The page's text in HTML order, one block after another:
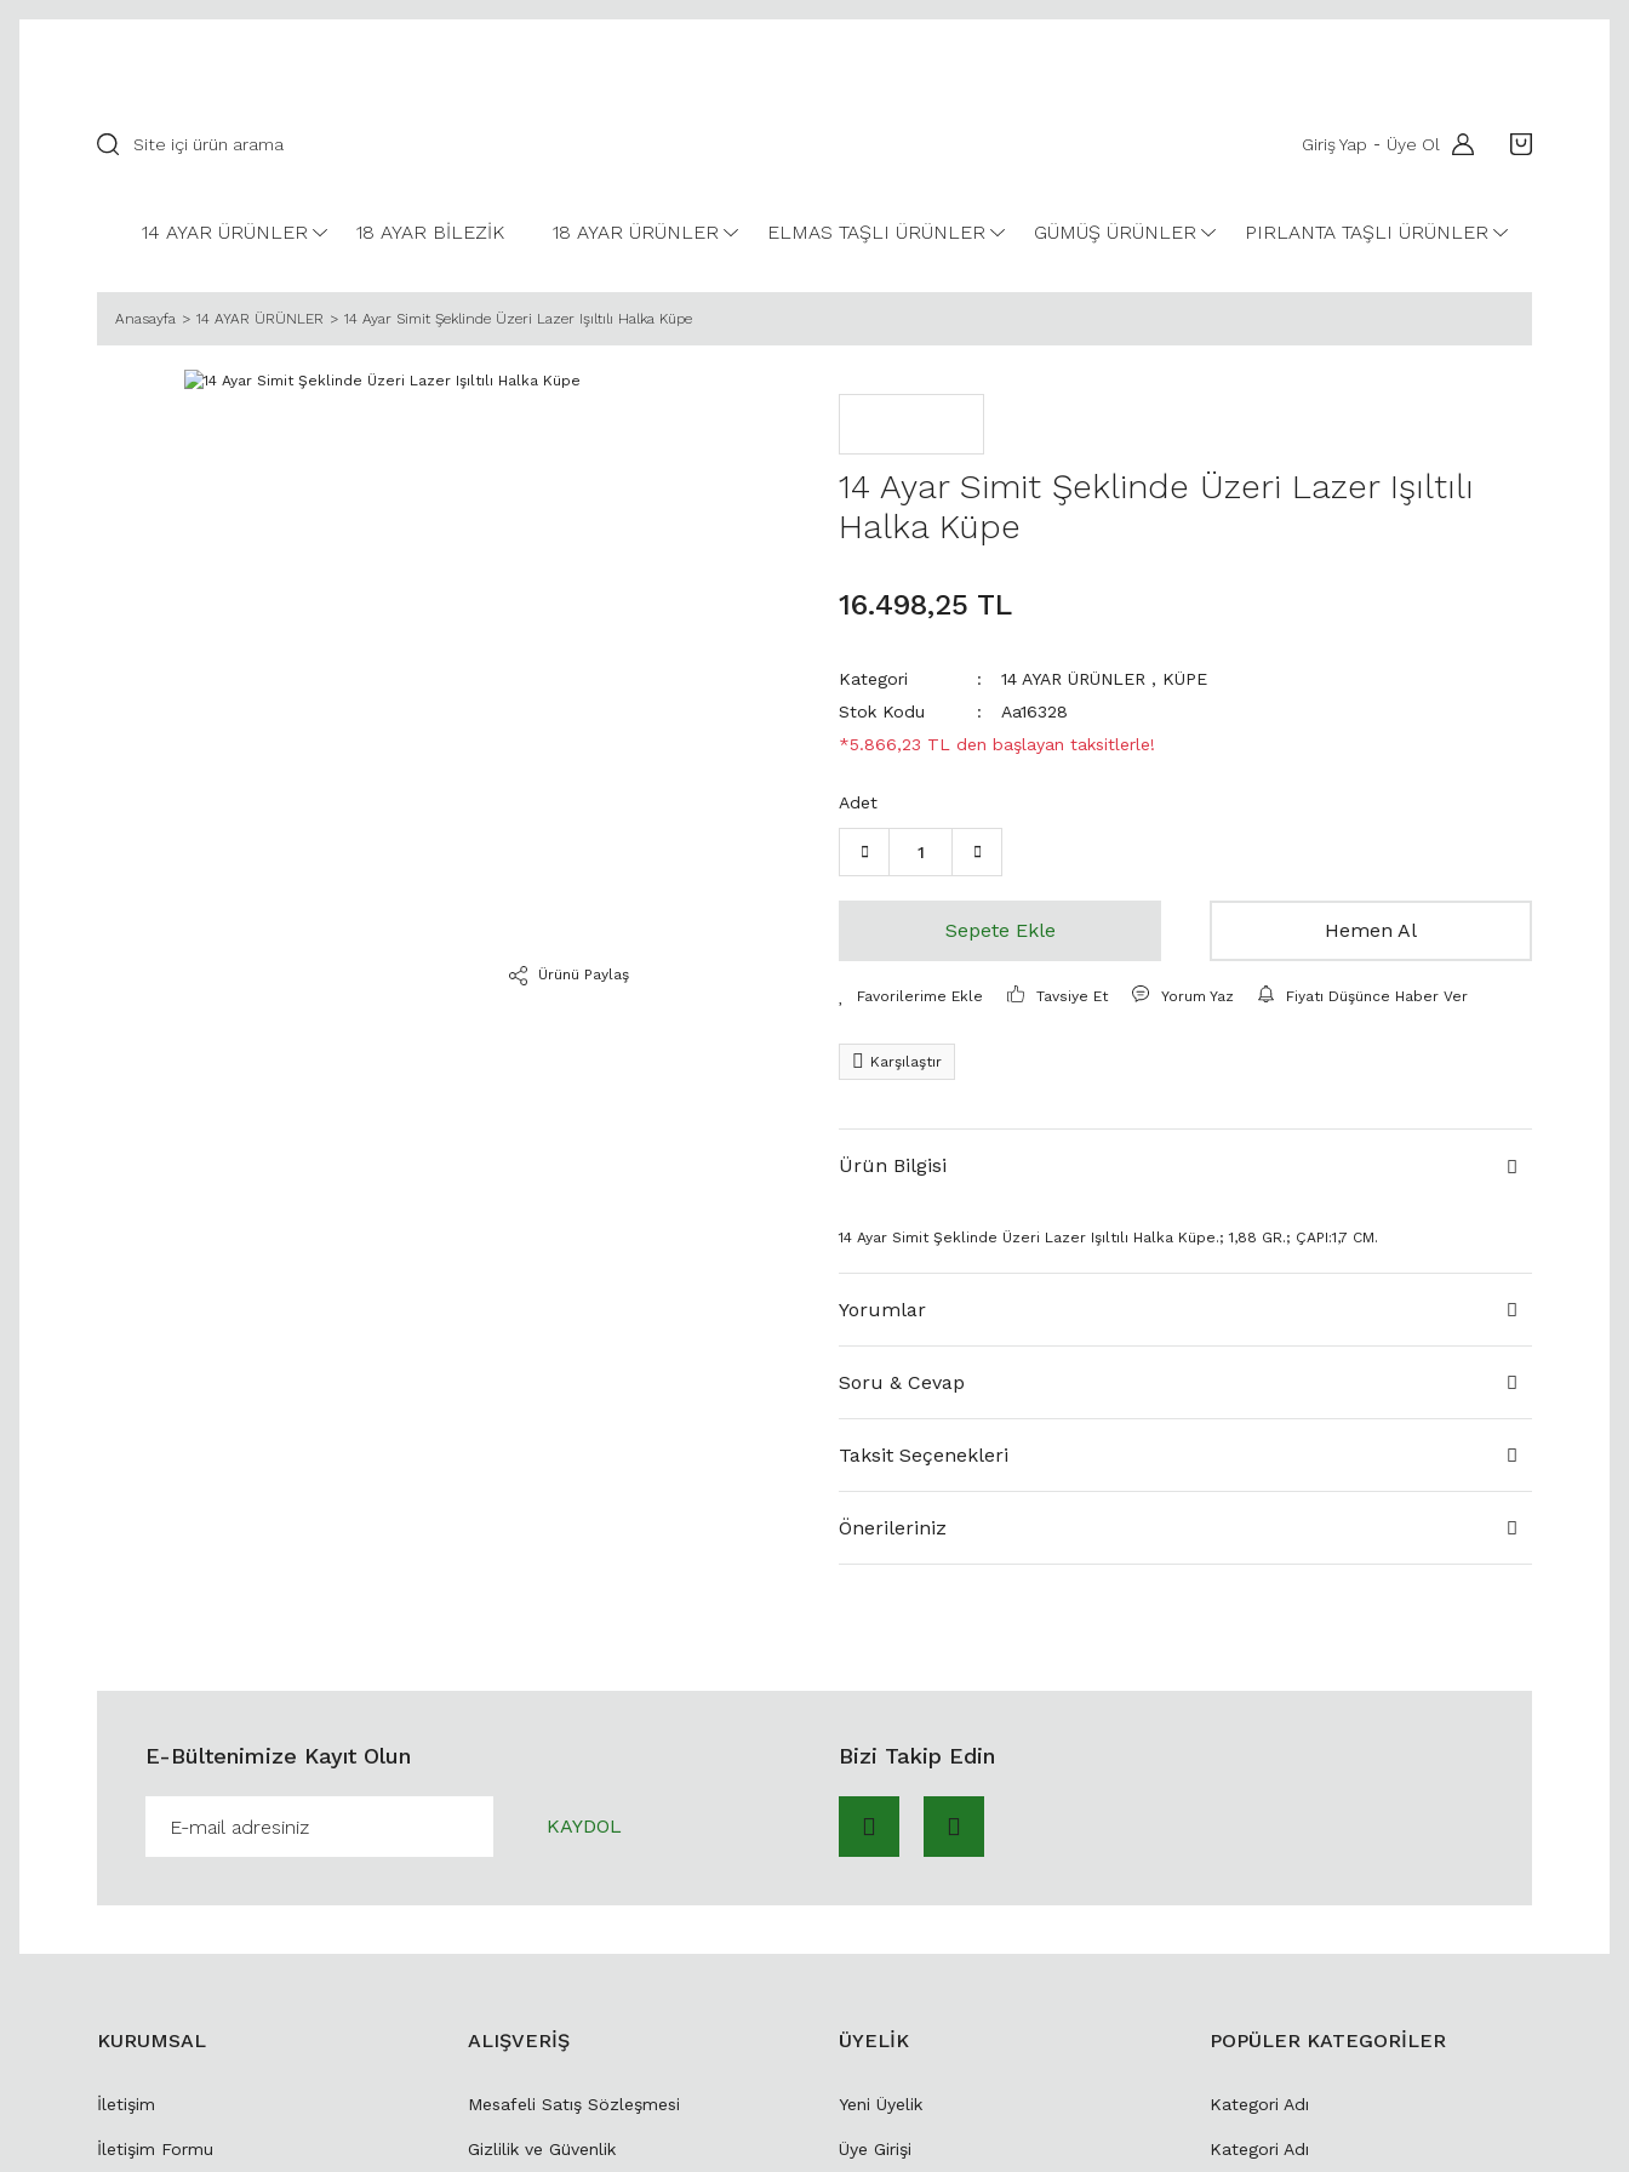
Giriş Yap - Üye Ol
14 AYAR ÜRÜNLER 18 AYAR BİLEZİK 18 AYAR ÜRÜNLER ELMAS TAŞLI ÜRÜNLER GÜMÜŞ ÜRÜNLER PIRLANTA TAŞLI ÜRÜNLER
Anasayfa 14 AYAR ÜRÜNLER 14 Ayar Simit Şeklinde Üzeri Lazer Işıltılı Halka Küpe
Ürünü Paylaş
14 Ayar Simit Şeklinde Üzeri Lazer Işıltılı
Halka Küpe
16.498,25 TL
Kategori 14 AYAR ÜRÜNLER , KÜPE
Stok Kodu
Aa16328
*5.866,23 TL den başlayan taksitlerle!
Adet
Sepete Ekle Hemen Al
Tavsiye Et Yorum Yaz Fiyatı Düşünce Haber Ver
Karşılaştır
Ürün Bilgisi
14 Ayar Simit Şeklinde Üzeri Lazer Işıltılı Halka Küpe.; 1,88 GR.; ÇAPI:1,7 CM.
Yorumlar
Soru & Cevap
Taksit Seçenekleri
Önerileriniz
E-Bültenimize Kayıt Olun
KAYDOL
Bizi Takip Edin
KURUMSAL
İletişim
İletişim Formu
ALIŞVERİŞ
Mesafeli Satış Sözleşmesi
Gizlilik ve Güvenlik
ÜYELİK
Yeni Üyelik
Üye Girişi
POPÜLER KATEGORİLER
Kategori Adı
Kategori Adı